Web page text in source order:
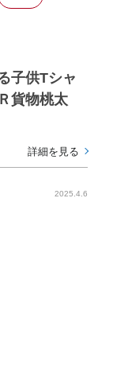
子供Tシャ
貨物桃太
詳細を見る
2025.4.6